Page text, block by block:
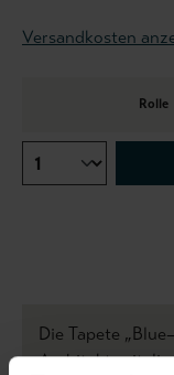
Versandkosten
Rolle
Die Tapete
Architektur